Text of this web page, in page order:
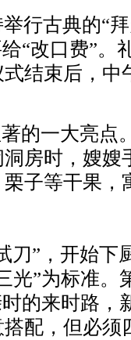
行古典的“
“改口费”。
结束后，
的一大亮点
房时，嫂嫂
子等干果，
”，开始下
光”为标准。
的来时路，
配，但必